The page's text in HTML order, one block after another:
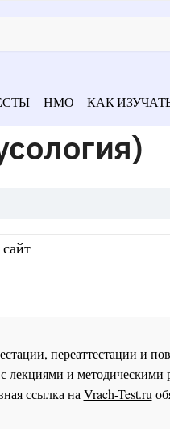
НМО КАК
переаттестации и
и методическими
ссылка на Vrach-Test.ru